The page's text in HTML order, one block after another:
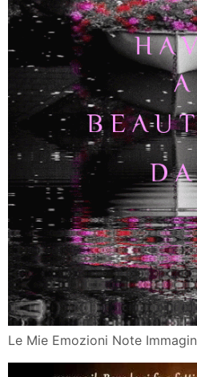
Le Mie Emozioni Note